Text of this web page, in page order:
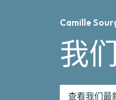
Camille
我
查看我们最